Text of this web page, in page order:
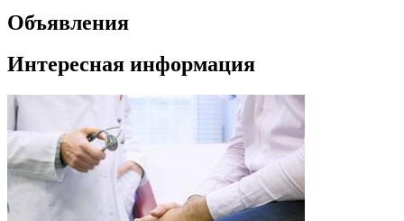
Объявления
Интересная информация